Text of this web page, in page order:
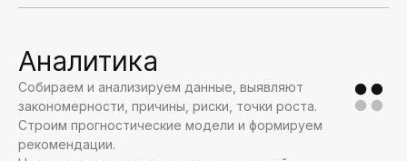
Аналитика
Собираем и анализируем данные, выявляют
закономерности, причины, риски, точки роста.
Строим прогностические модели и формируем
рекомендации.